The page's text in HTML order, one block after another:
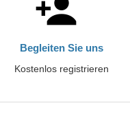
Begleiten Sie uns
Kostenlos registrieren